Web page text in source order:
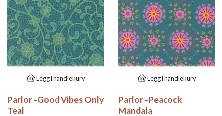
Legg i handlekurv
Parlor -Good Vibes Only
Teal
Legg i handlekurv
Parlor -Peacock
Mandala